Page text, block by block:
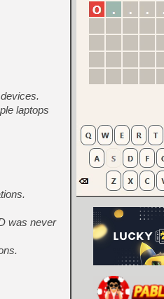
laptops
was never